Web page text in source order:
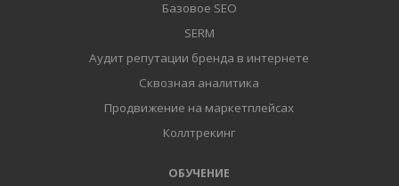
Базовое SEO
SERM
Аудит репутации бренда в интернете
Сквозная аналитика
Продвижение на маркетплейсах
Коллтрекинг
ОБУЧЕНИЕ